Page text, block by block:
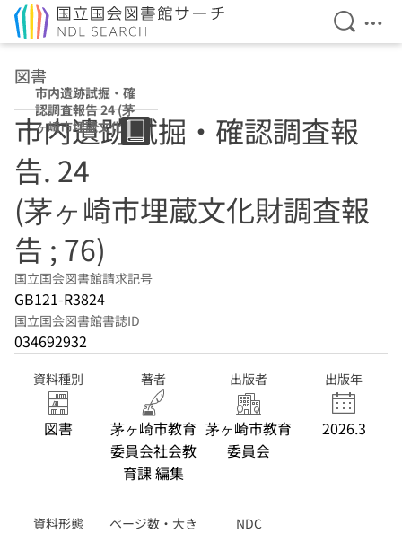
検索を
メ
図書
市内遺跡試掘・確
認調査報告 24 (茅
ヶ崎市埋蔵文化財
調査報告 ; 76)
市内遺跡試掘・確認調査報
告. 24
(茅ヶ崎市埋蔵文化財調査報
告 ; 76)
国立国会図書館請求記号
GB121-R3824
国立国会図書館書誌ID
034692932
資料種別
図書
著者
茅ヶ崎市教育
委員会社会教
育課 編集
出版者
茅ヶ崎市教育
委員会
出版年
2026.3
資料形態
ページ数・大き
NDC